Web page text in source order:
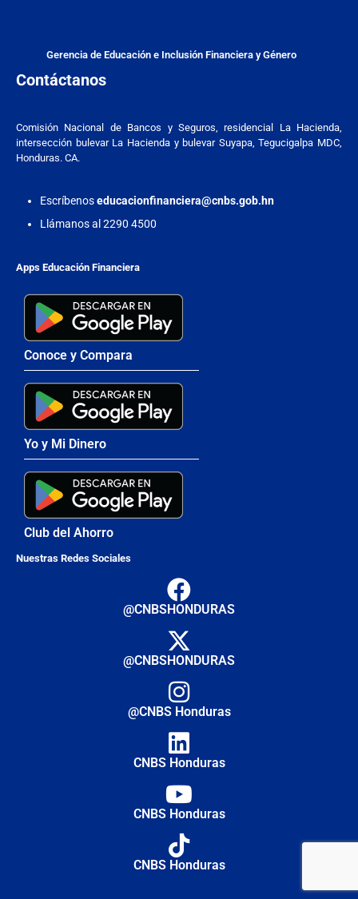
Gerencia de Educación e Inclusión Financiera y Género
Contáctanos
Comisión Nacional de Bancos y Seguros, residencial La Hacienda,
intersección bulevar La Hacienda y bulevar Suyapa, Tegucigalpa MDC,
Honduras. CA.
Escríbenoseducacionfinanciera@cnbs.gob.hn
Llámanos al 2290 4500
Apps Educación Financiera
Conoce y Compara
Yo y Mi Dinero
Club del Ahorro
Nuestras Redes Sociales
@CNBSHONDURAS
@CNBSHONDURAS
@CNBS Honduras
CNBS Honduras
CNBS Honduras
CNBS Honduras